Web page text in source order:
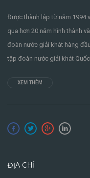
Được thành lập từ năm 1994
qua hơn 20 năm hình thành
đoàn nước giải khát hàng
tập đoàn nước giải khát
XEM THÊM
ĐỊA CHỈ